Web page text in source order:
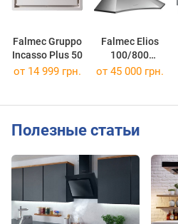
Falmec Gruppo
Incasso Plus 50
Falmec Elios
100/800
Angolo
от 14 999 грн. от 45 000 грн.
Полезные статьи